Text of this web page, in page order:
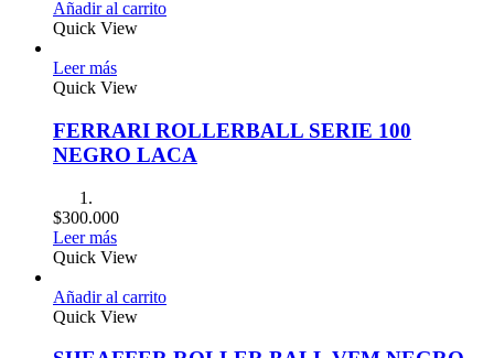
Añadir al carrito
Quick View
Leer más
Quick View
FERRARI ROLLERBALL SERIE 100
NEGRO LACA
$300.000
Leer más
Quick View
Añadir al carrito
Quick View